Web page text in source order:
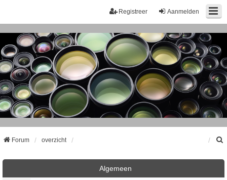
Aanmelden
Registreer
Forum overzicht
Algemeen